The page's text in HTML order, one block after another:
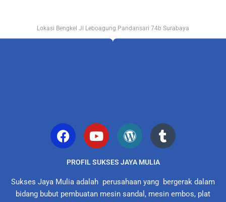
Lokasi Bengkel Jl Leboagung Pandansari 74b Surabaya
PROFIL SUKSES JAYA MULIA
Sukses Jaya Mulia adalah perusahaan yang bergerak dalam
bidang bubut pembuatan mesin sandal, mesin embos, plat